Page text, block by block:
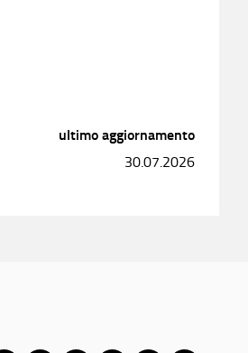
ultimo aggiornamento
30.07.2026